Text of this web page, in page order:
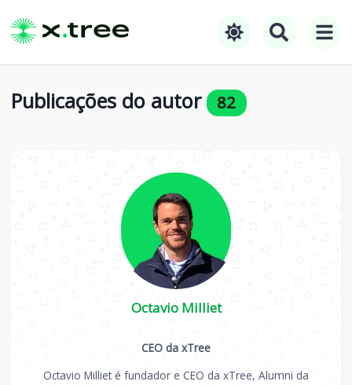
Publicações do autor 82
Octavio Milliet
CEO da xTree
Octavio Milliet é fundador e CEO da xTree, Alumni da